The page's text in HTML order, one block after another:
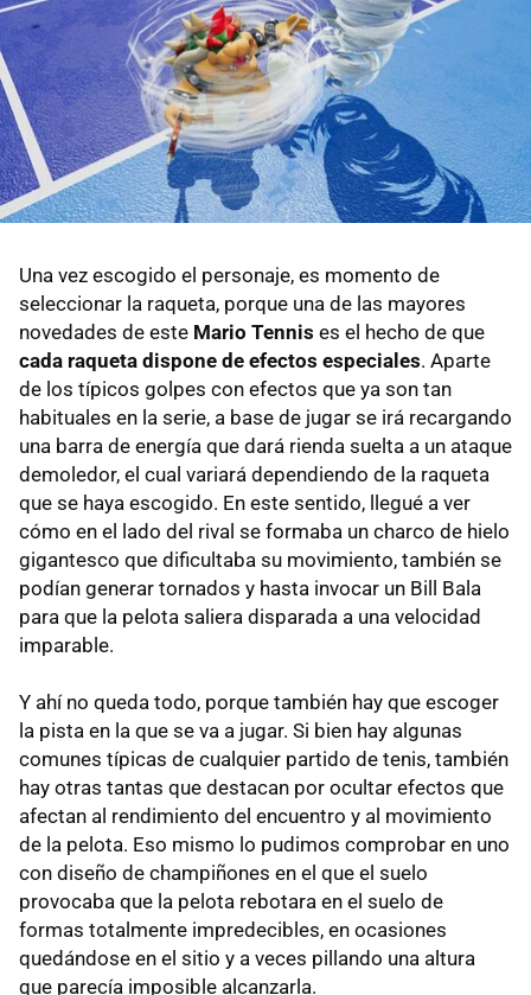
Una vez escogido el personaje, es momento de
seleccionar la raqueta, porque una de las mayores
novedades de este Mario Tennis es el hecho de que
cada raqueta dispone de efectos especiales. Aparte
de los típicos golpes con efectos que ya son tan
habituales en la serie, a base de jugar se irá recargando
una barra de energía que dará rienda suelta a un ataque
demoledor, el cual variará dependiendo de la raqueta
que se haya escogido. En este sentido, llegué a ver
cómo en el lado del rival se formaba un charco de hielo
gigantesco que dificultaba su movimiento, también se
podían generar tornados y hasta invocar un Bill Bala
para que la pelota saliera disparada a una velocidad
imparable.
Y ahí no queda todo, porque también hay que escoger
la pista en la que se va a jugar. Si bien hay algunas
comunes típicas de cualquier partido de tenis, también
hay otras tantas que destacan por ocultar efectos que
afectan al rendimiento del encuentro y al movimiento
de la pelota. Eso mismo lo pudimos comprobar en uno
con diseño de champiñones en el que el suelo
provocaba que la pelota rebotara en el suelo de
formas totalmente impredecibles, en ocasiones
quedándose en el sitio y a veces pillando una altura
que parecía imposible alcanzarla.